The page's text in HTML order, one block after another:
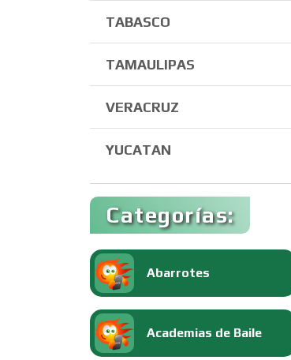
TABASCO
TAMAULIPAS
VERACRUZ
YUCATAN
Categorías:
Abarrotes
Academias de Baile